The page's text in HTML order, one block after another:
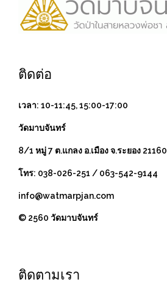
ติดต่อ
เวลา: 10-11:45, 15:00-17:00
วัดมาบจันทร์
8/1 หมู่ 7 ต.แกลง อ.เมือง จ.ระยอง 21160
โทร: 038-026-251 / 063-542-9144
info@watmarpjan.com
© 2560 วัดมาบจันทร์
ติดตามเรา